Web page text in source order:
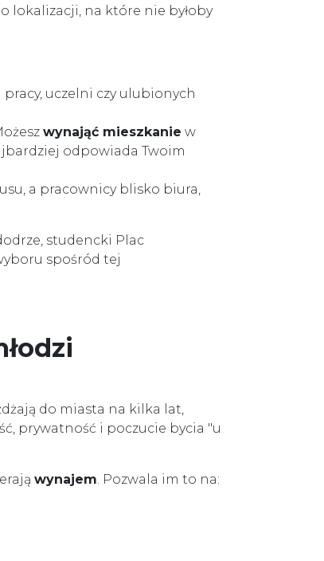
lokalizacji, na które nie byłoby
uczelni czy ulubionych
wynająć mieszkanie w
odpowiada Twoim
a pracownicy blisko biura,
studencki Plac
spośród tej
do miasta na kilka lat,
prywatność i poczucie bycia "u
wynajem. Pozwala im to na: